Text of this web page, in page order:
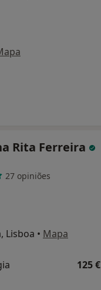
Rita Ferreira
27 opiniões
Lisboa • Mapa
125 €